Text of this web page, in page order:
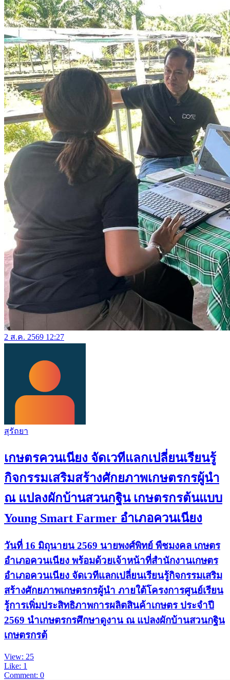
2 ส.ค. 2569 12:27
สุรัถยา
เกษตรควนเนียง จัดเวทีแลกเปลี่ยนเรียนรู้
กิจกรรมเสริมสร้างศักยภาพเกษตรกรผู้นำ
ณ แปลงผักบ้านสวนกฐิน เกษตรกรต้นแบบ
Young Smart Farmer อำเภอควนเนียง
วันที่ 16 มิถุนายน 2569 นายพงศ์พิทย์ พืชมงคล เกษตร
อำเภอควนเนียง พร้อมด้วยเจ้าหน้าที่สำนักงานเกษตร
อำเภอควนเนียง จัดเวทีแลกเปลี่ยนเรียนรู้กิจกรรมเสริม
สร้างศักยภาพเกษตรกรผู้นำ ภายใต้โครงการศูนย์เรียน
รู้การเพิ่มประสิทธิภาพการผลิตสินค้าเกษตร ประจำปี
2569 นำเกษตรกรศึกษาดูงาน ณ แปลงผักบ้านสวนกฐิน
เกษตรกรต้
View: 25
Like: 1
Comment: 0